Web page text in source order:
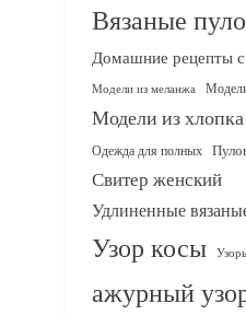
Вязаные
Домашние рецепты
Модели из меланжа
Модели из хлопка
Одежда для полных
Свитер женский
Удлиненные
Узор косы
ажурный